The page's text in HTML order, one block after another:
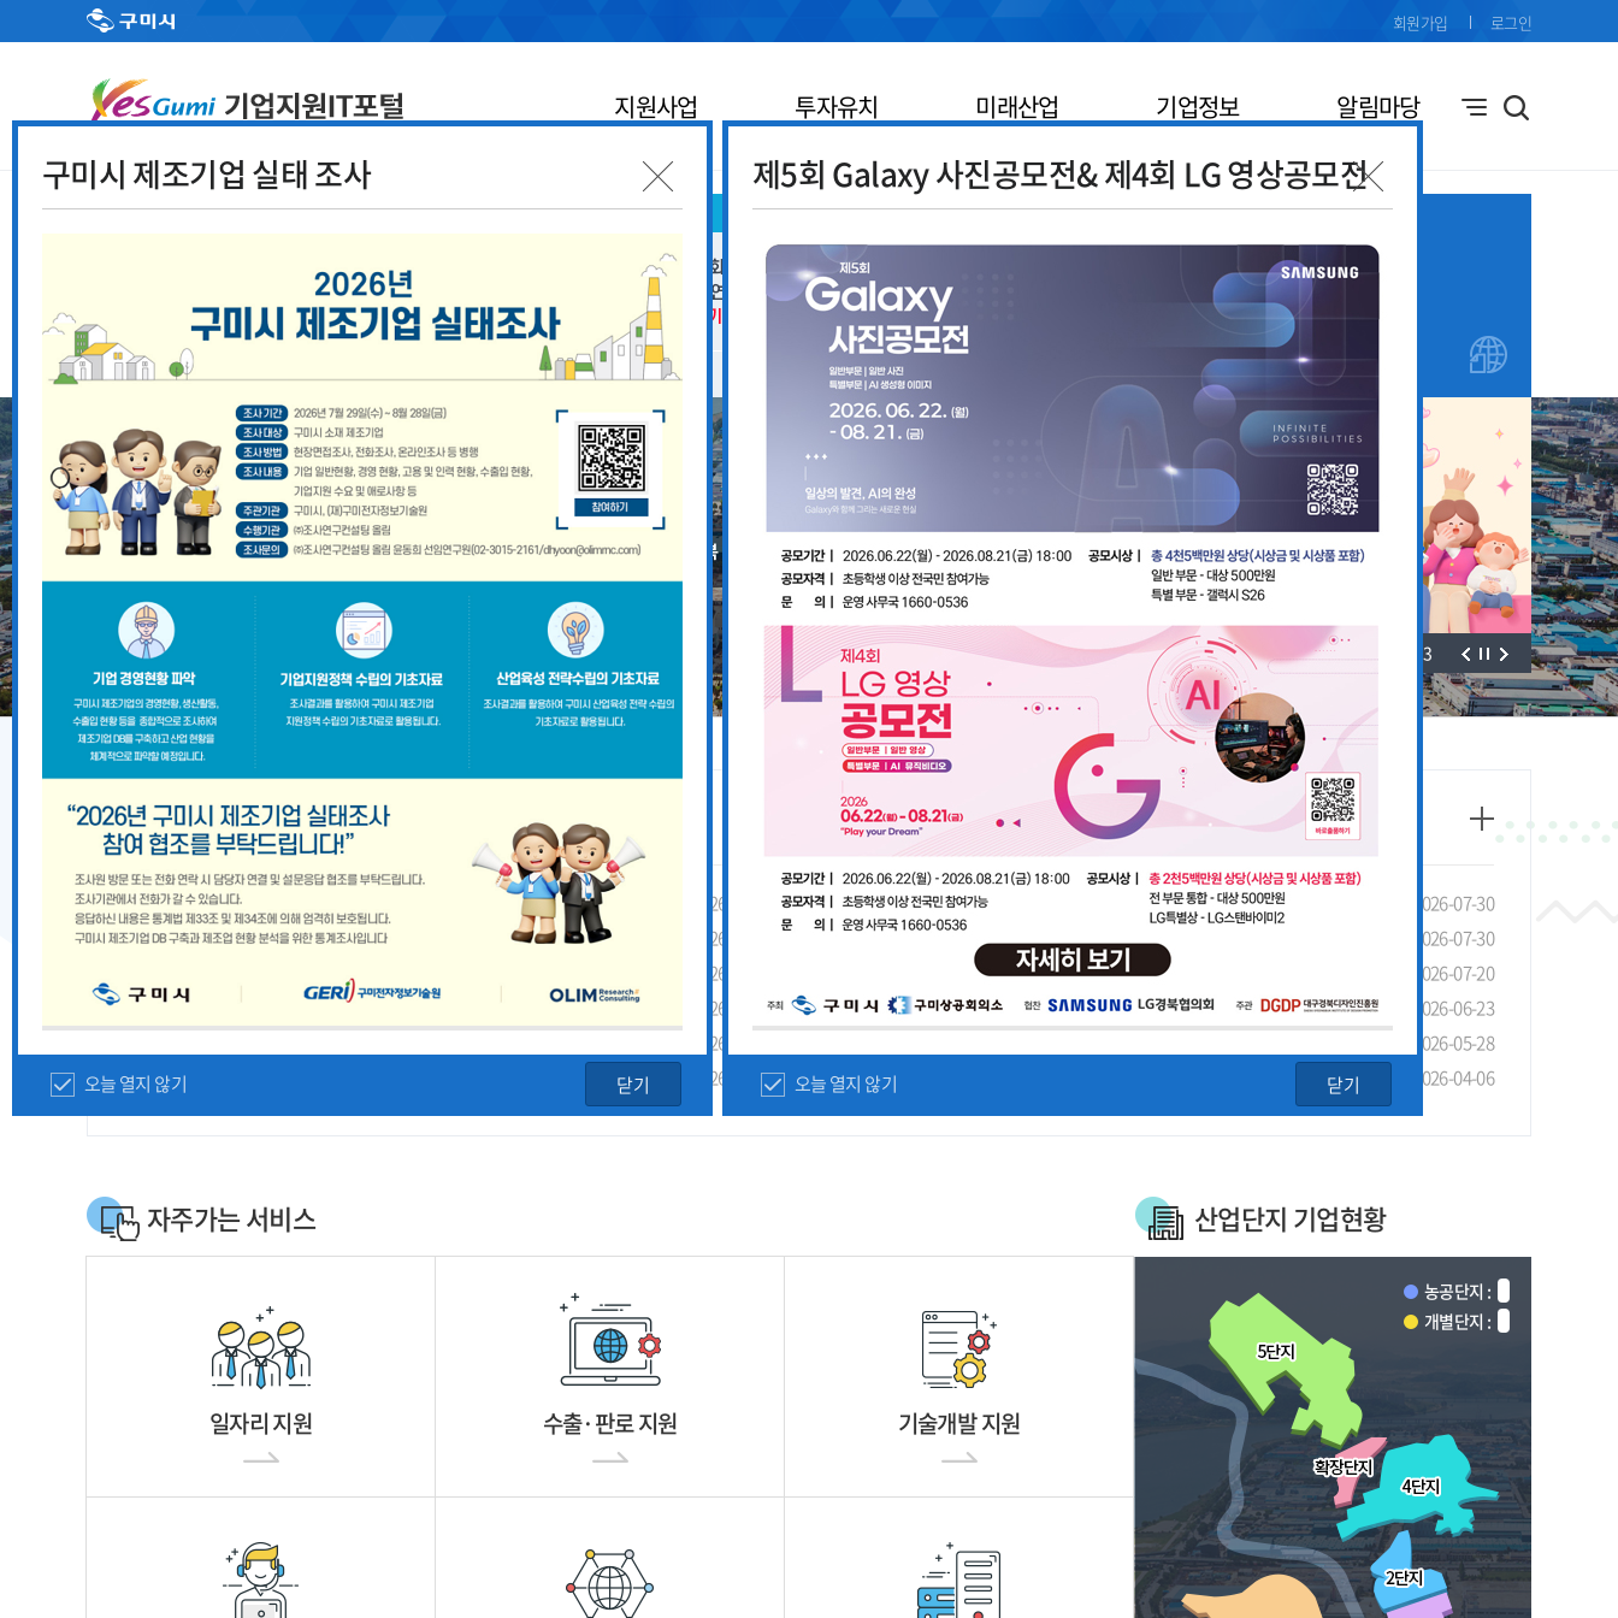
지원사업 투자유치 미래산업 기업정보 알림마당
회원가입 로그인
제5회 Galaxy 사진공모전& 제4회 LG 영상공모전
오늘 열지 않기 닫기
구미시 제조기업 실태 조사
오늘 열지 않기 닫기
기업애로
창업지원
안내
/3
기업지원 공고
2026-08-03
2026년 8월 구미시 중소기업 시설자금 융자지원 안내
2026-07-27
2026-07-10
2026-07-08
2026-07-01
경상북도 중대재해 예방 사각지대 해소 지원사업 모집공고
2026-06-26
공지사항
「2026년 구미시 제조기업 실태조사」실시 안내 및 협조 요청
2026-07-30
[장애인복지과] 장애인 고용개선 장려금 제도 안내
2026-07-30
2026년 구미시 시민안전보험 안내
2026-07-20
제5회 Galaxy 사진공모전& 제4회 LG 영상공모전 개최
2026-06-23
2026-05-28
2026년 가족친화기업 인증 신청 안내
2026-04-06
자주가는 서비스
일자리 지원 수출·판로 지원 기술개발 지원
산업단지 기업현황
농공단지 :
개별단지 :